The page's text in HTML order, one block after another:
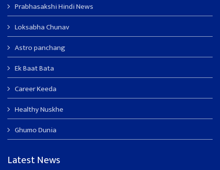
Prabhasakshi Hindi News
Loksabha Chunav
Astro panchang
Ek Baat Bata
Career Keeda
Healthy Nuskhe
Ghumo Dunia
Latest News